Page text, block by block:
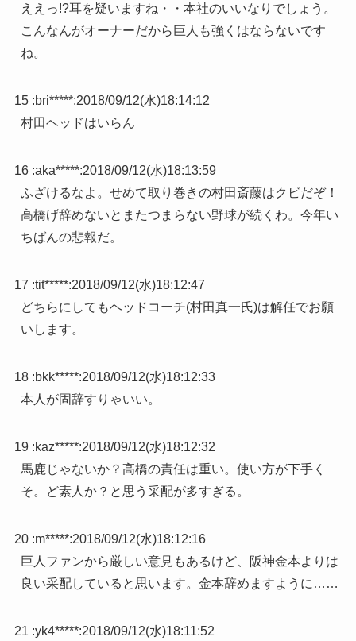
ええっ!?耳を疑いますね・・本社のいいなりでしょう。
こんなんがオーナーだから巨人も強くはならないです
ね。
15 :bri*****:2018/09/12(水)18:14:12
村田ヘッドはいらん
16 :aka*****:2018/09/12(水)18:13:59
ふざけるなよ。せめて取り巻きの村田斎藤はクビだぞ！
高橋げ辞めないとまたつまらない野球が続くわ。今年い
ちばんの悲報だ。
17 :tit*****:2018/09/12(水)18:12:47
どちらにしてもヘッドコーチ(村田真一氏)は解任でお願
いします。
18 :bkk*****:2018/09/12(水)18:12:33
本人が固辞すりゃいい。
19 :kaz*****:2018/09/12(水)18:12:32
馬鹿じゃないか？高橋の責任は重い。使い方が下手く
そ。ど素人か？と思う采配が多すぎる。
20 :m*****:2018/09/12(水)18:12:16
巨人ファンから厳しい意見もあるけど、阪神金本よりは
良い采配していると思います。金本辞めますように……
21 :yk4*****:2018/09/12(水)18:11:52